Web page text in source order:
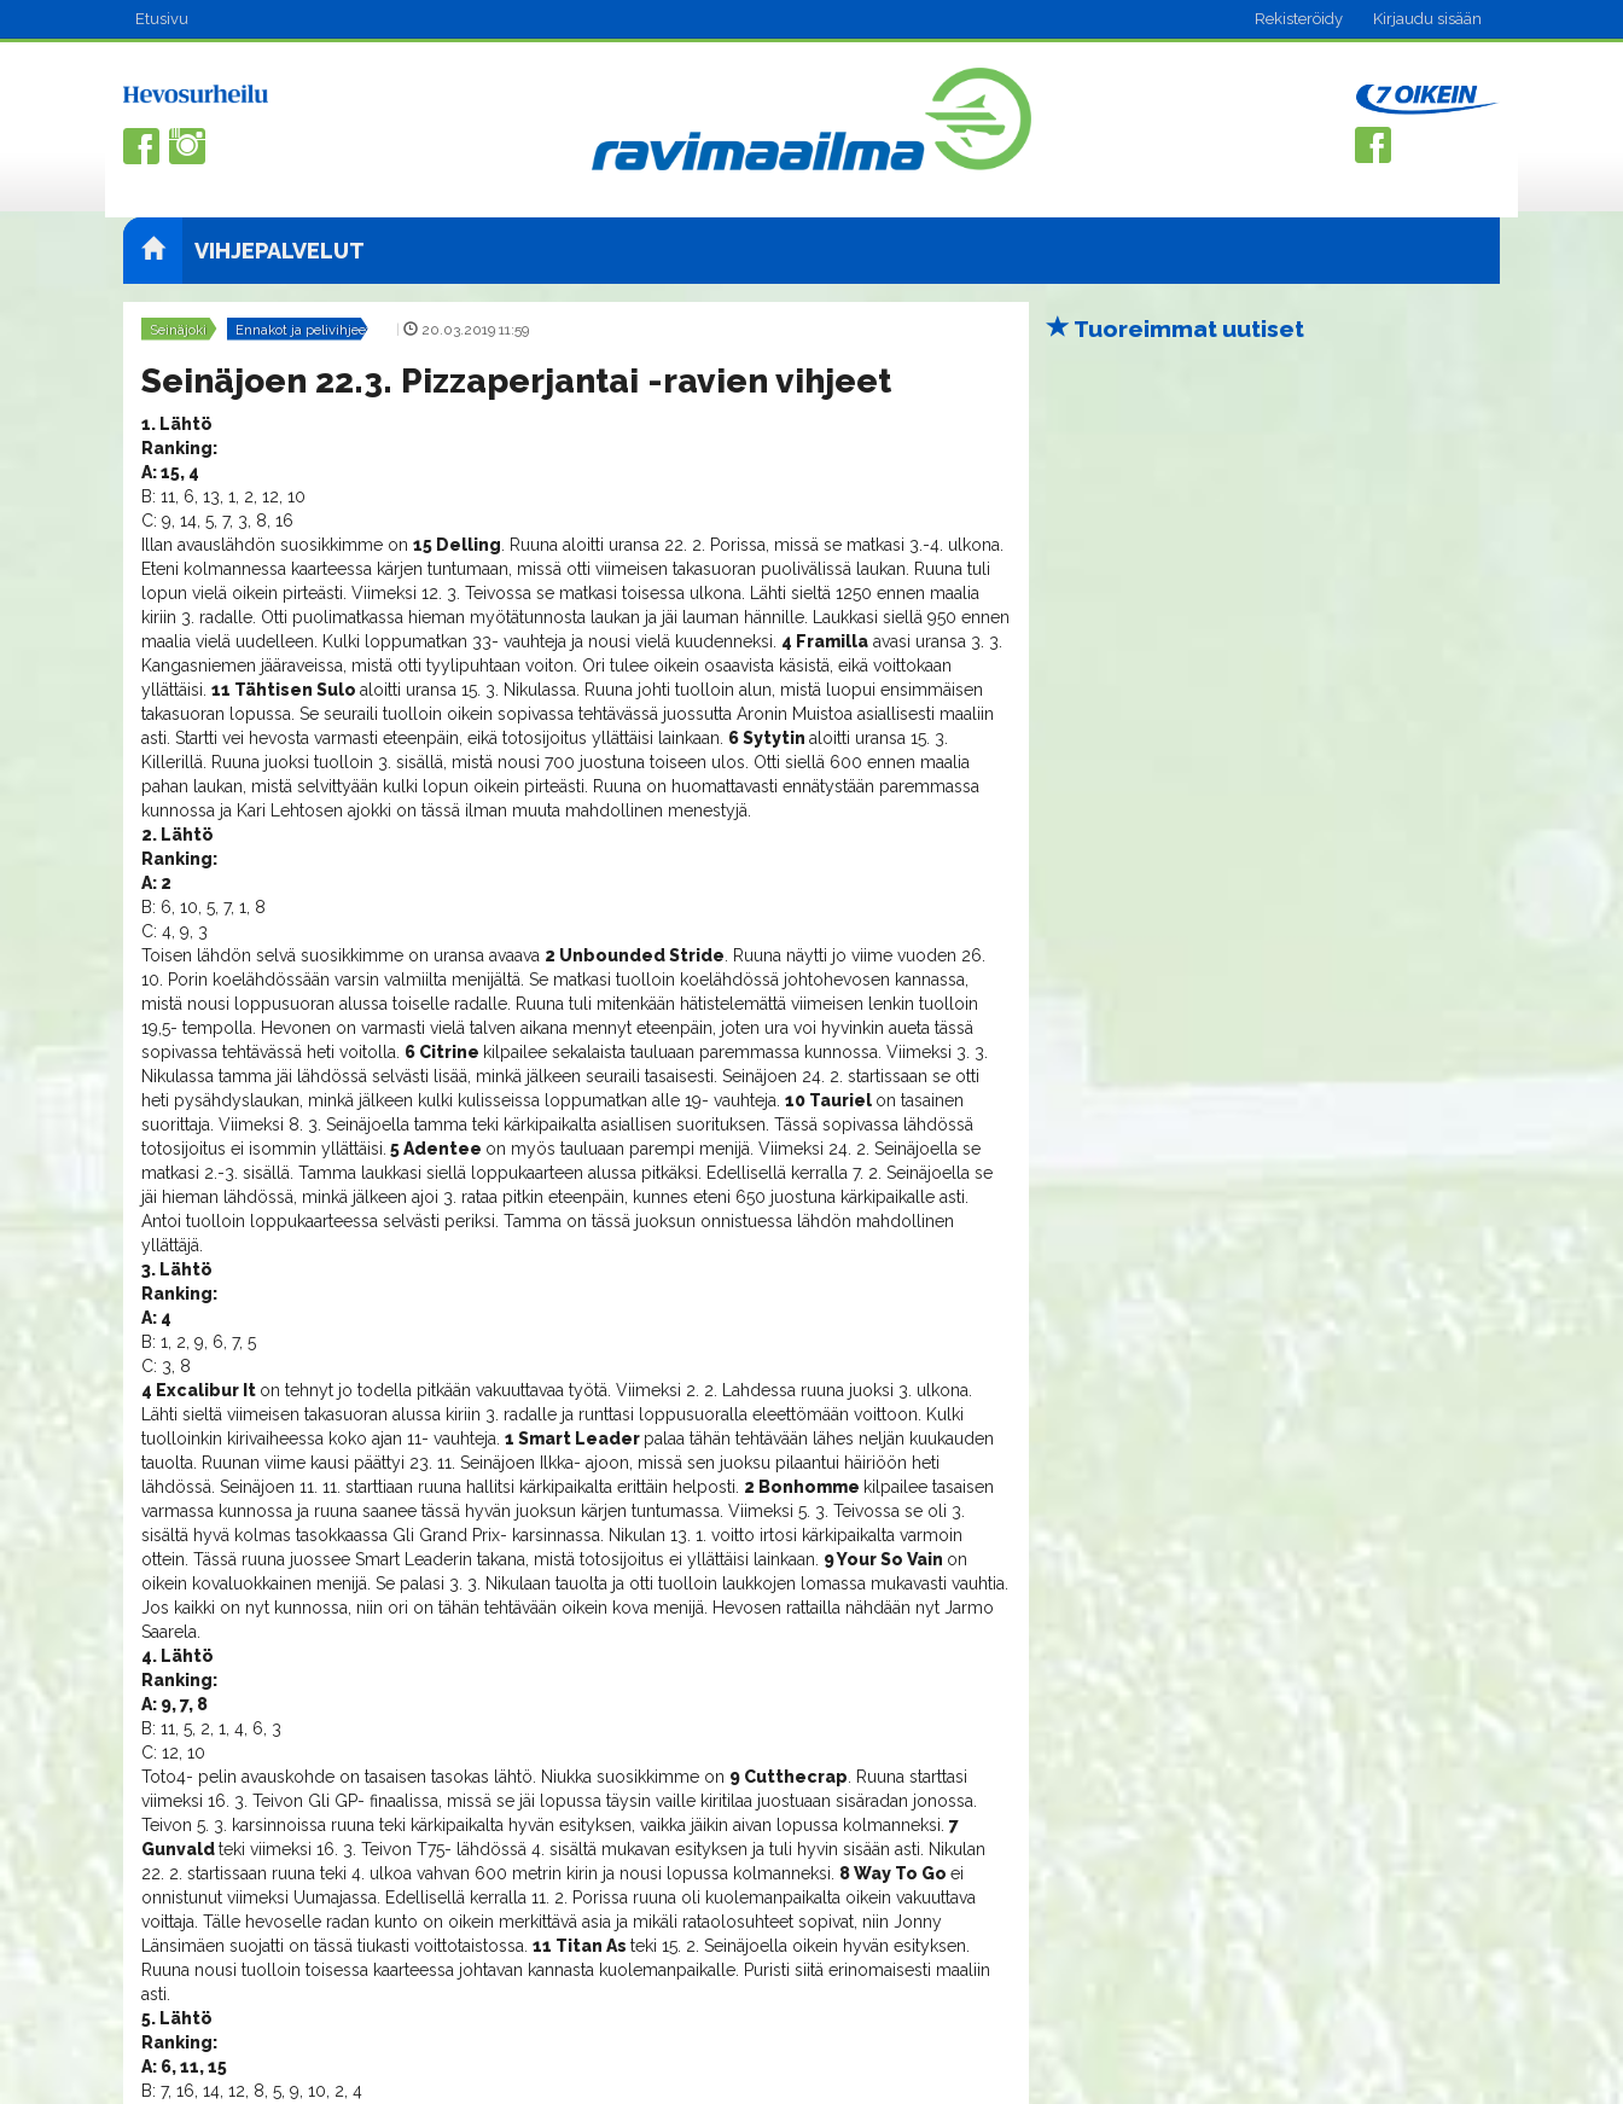
Etusivu Rekisteröidy Kirjaudu sisään
VIHJEPALVELUT
Seinäjoki Ennakot ja pelivihjeet 20.03.2019 11:59
Seinäjoen 22.3. Pizzaperjantai -ravien vihjeet
1. Lähtö
Ranking:
A: 15, 4
B: 11, 6, 13, 1, 2, 12, 10
C: 9, 14, 5, 7, 3, 8, 16
Illan avauslähdön suosikkimme on 15 Delling . Ruuna aloitti uransa 22. 2. Porissa, missä se matkasi 3.-4. ulkona.
Eteni kolmannessa kaarteessa kärjen tuntumaan, missä otti viimeisen takasuoran puolivälissä laukan. Ruuna tuli
lopun vielä oikein pirteästi. Viimeksi 12. 3. Teivossa se matkasi toisessa ulkona. Lähti sieltä 1250 ennen maalia
kiriin 3. radalle. Otti puolimatkassa hieman myötätunnosta laukan ja jäi lauman hännille. Laukkasi siellä 950 ennen
maalia vielä uudelleen. Kulki loppumatkan 33- vauhteja ja nousi vielä kuudenneksi. 4 Framilla avasi uransa 3. 3.
Kangasniemen jääraveissa, mistä otti tyylipuhtaan voiton. Ori tulee oikein osaavista käsistä, eikä voittokaan
yllättäisi. 11 Tähtisen Sulo aloitti uransa 15. 3. Nikulassa. Ruuna johti tuolloin alun, mistä luopui ensimmäisen
takasuoran lopussa. Se seuraili tuolloin oikein sopivassa tehtävässä juossutta Aronin Muistoa asiallisesti maaliin
asti. Startti vei hevosta varmasti eteenpäin, eikä totosijoitus yllättäisi lainkaan. 6 Sytytin aloitti uransa 15. 3.
Killerillä. Ruuna juoksi tuolloin 3. sisällä, mistä nousi 700 juostuna toiseen ulos. Otti siellä 600 ennen maalia
pahan laukan, mistä selvittyään kulki lopun oikein pirteästi. Ruuna on huomattavasti ennätystään paremmassa
kunnossa ja Kari Lehtosen ajokki on tässä ilman muuta mahdollinen menestyjä.
2. Lähtö
Ranking:
A: 2
B: 6, 10, 5, 7, 1, 8
C: 4, 9, 3
Toisen lähdön selvä suosikkimme on uransa avaava 2 Unbounded Stride . Ruuna näytti jo viime vuoden 26.
10. Porin koelähdössään varsin valmiilta menijältä. Se matkasi tuolloin koelähdössä johtohevosen kannassa,
mistä nousi loppusuoran alussa toiselle radalle. Ruuna tuli mitenkään hätistelemättä viimeisen lenkin tuolloin
19,5- tempolla. Hevonen on varmasti vielä talven aikana mennyt eteenpäin, joten ura voi hyvinkin aueta tässä
sopivassa tehtävässä heti voitolla. 6 Citrine kilpailee sekalaista tauluaan paremmassa kunnossa. Viimeksi 3. 3.
Nikulassa tamma jäi lähdössä selvästi lisää, minkä jälkeen seuraili tasaisesti. Seinäjoen 24. 2. startissaan se otti
heti pysähdyslaukan, minkä jälkeen kulki kulisseissa loppumatkan alle 19- vauhteja. 10 Tauriel on tasainen
suorittaja. Viimeksi 8. 3. Seinäjoella tamma teki kärkipaikalta asiallisen suorituksen. Tässä sopivassa lähdössä
totosijoitus ei isommin yllättäisi. 5 Adentee on myös tauluaan parempi menijä. Viimeksi 24. 2. Seinäjoella se
matkasi 2.-3. sisällä. Tamma laukkasi siellä loppukaarteen alussa pitkäksi. Edellisellä kerralla 7. 2. Seinäjoella se
jäi hieman lähdössä, minkä jälkeen ajoi 3. rataa pitkin eteenpäin, kunnes eteni 650 juostuna kärkipaikalle asti.
Antoi tuolloin loppukaarteessa selvästi periksi. Tamma on tässä juoksun onnistuessa lähdön mahdollinen
yllättäjä.
3. Lähtö
Ranking:
A: 4
B: 1, 2, 9, 6, 7, 5
C: 3, 8
4 Excalibur It on tehnyt jo todella pitkään vakuuttavaa työtä. Viimeksi 2. 2. Lahdessa ruuna juoksi 3. ulkona.
Lähti sieltä viimeisen takasuoran alussa kiriin 3. radalle ja runttasi loppusuoralla eleettömään voittoon. Kulki
tuolloinkin kirivaiheessa koko ajan 11- vauhteja. 1 Smart Leader palaa tähän tehtävään lähes neljän kuukauden
tauolta. Ruunan viime kausi päättyi 23. 11. Seinäjoen Ilkka- ajoon, missä sen juoksu pilaantui häiriöön heti
lähdössä. Seinäjoen 11. 11. starttiaan ruuna hallitsi kärkipaikalta erittäin helposti. 2 Bonhomme kilpailee tasaisen
varmassa kunnossa ja ruuna saanee tässä hyvän juoksun kärjen tuntumassa. Viimeksi 5. 3. Teivossa se oli 3.
sisältä hyvä kolmas tasokkaassa Gli Grand Prix- karsinnassa. Nikulan 13. 1. voitto irtosi kärkipaikalta varmoin
ottein. Tässä ruuna juossee Smart Leaderin takana, mistä totosijoitus ei yllättäisi lainkaan. 9 Your So Vain on
oikein kovaluokkainen menijä. Se palasi 3. 3. Nikulaan tauolta ja otti tuolloin laukkojen lomassa mukavasti vauhtia.
Jos kaikki on nyt kunnossa, niin ori on tähän tehtävään oikein kova menijä. Hevosen rattailla nähdään nyt Jarmo
Saarela.
4. Lähtö
Ranking:
A: 9, 7, 8
B: 11, 5, 2, 1, 4, 6, 3
C: 12, 10
Toto4- pelin avauskohde on tasaisen tasokas lähtö. Niukka suosikkimme on 9 Cutthecrap . Ruuna starttasi
viimeksi 16. 3. Teivon Gli GP- finaalissa, missä se jäi lopussa täysin vaille kiritilaa juostuaan sisäradan jonossa.
Teivon 5. 3. karsinnoissa ruuna teki kärkipaikalta hyvän esityksen, vaikka jäikin aivan lopussa kolmanneksi. 7
Gunvaldteki viimeksi 16. 3. Teivon T75- lähdössä 4. sisältä mukavan esityksen ja tuli hyvin sisään asti. Nikulan
22. 2. startissaan ruuna teki 4. ulkoa vahvan 600 metrin kirin ja nousi lopussa kolmanneksi. 8 Way To Go ei
onnistunut viimeksi Uumajassa. Edellisellä kerralla 11. 2. Porissa ruuna oli kuolemanpaikalta oikein vakuuttava
voittaja. Tälle hevoselle radan kunto on oikein merkittävä asia ja mikäli rataolosuhteet sopivat, niin Jonny
Länsimäen suojatti on tässä tiukasti voittotaistossa. 11 Titan As teki 15. 2. Seinäjoella oikein hyvän esityksen.
Ruuna nousi tuolloin toisessa kaarteessa johtavan kannasta kuolemanpaikalle. Puristi siitä erinomaisesti maaliin
asti.
5. Lähtö
Ranking:
A: 6, 11, 15
B: 7, 16, 14, 12, 8, 5, 9, 10, 2, 4
Tuoreimmat uutiset